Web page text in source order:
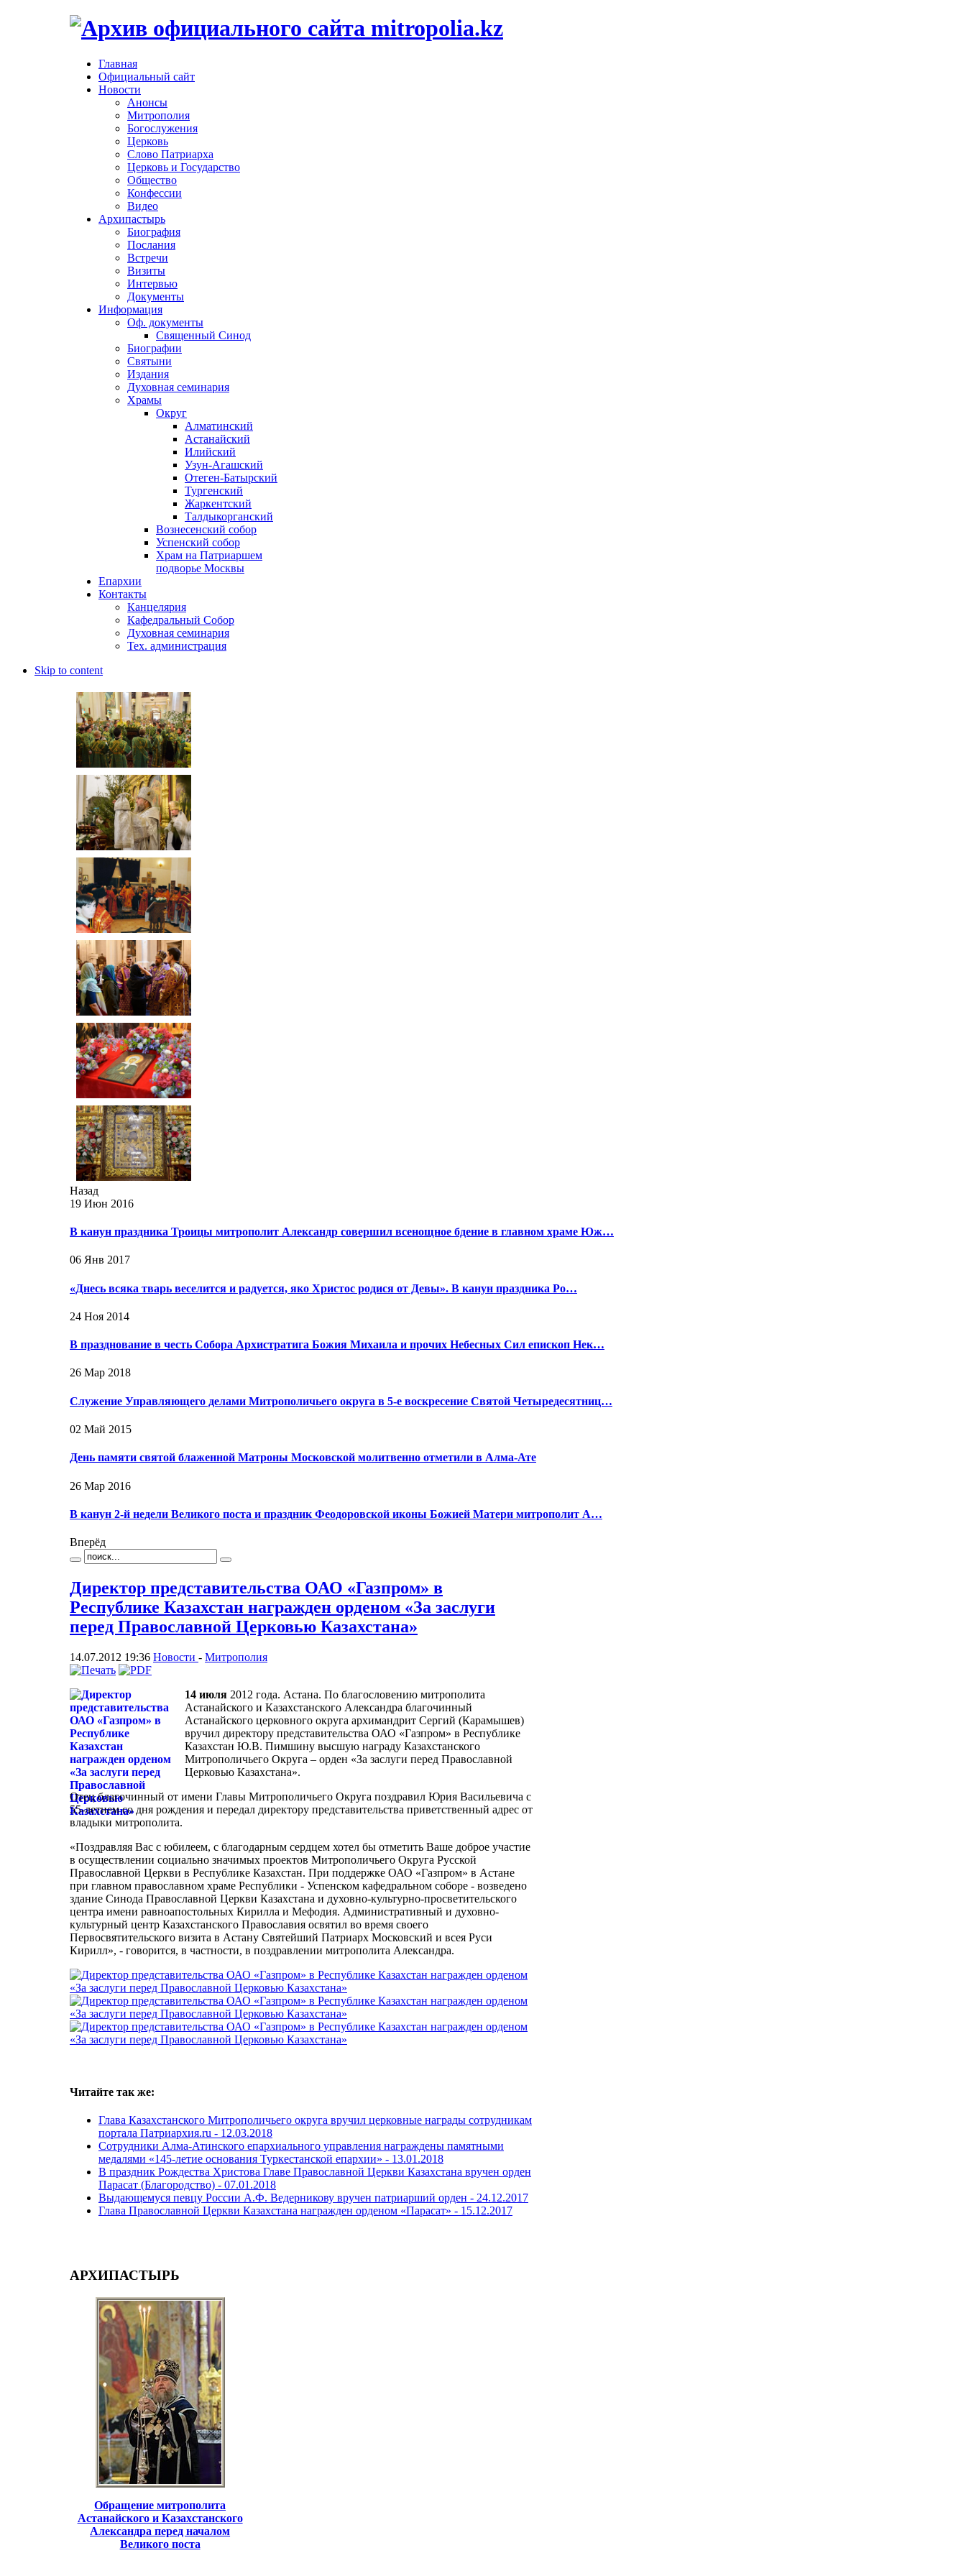
Главная
Официальный сайт
Новости
Анонсы
Митрополия
Богослужения
Церковь
Слово Патриарха
Церковь и Государство
Общество
Конфессии
Видео
Архипастырь
Биография
Послания
Встречи
Визиты
Интервью
Документы
Информация
Оф. документы
Священный Синод
Биографии
Святыни
Издания
Духовная семинария
Храмы
Округ
Алматинский
Астанайский
Илийский
Узун-Агашский
Отеген-Батырский
Тургенский
Жаркентский
Талдыкорганский
Вознесенский собор
Успенский собор
Храм на Патриаршем
подворье Москвы
Епархии
Контакты
Канцелярия
Кафедральный Собор
Духовная семинария
Тех. администрация
Skip to content
Назад
19 Июн 2016
В канун праздника Троицы митрополит Александр совершил всенощное бдение в главном храме Юж…
06 Янв 2017
«Днесь всяка тварь веселится и радуется, яко Христос родися от Девы». В канун праздника Ро…
24 Ноя 2014
В празднование в честь Собора Архистратига Божия Михаила и прочих Небесных Сил епископ Нек…
26 Мар 2018
Служение Управляющего делами Митрополичьего округа в 5-е воскресение Святой Четыредесятниц…
02 Май 2015
День памяти святой блаженной Матроны Московской молитвенно отметили в Алма-Ате
26 Мар 2016
В канун 2-й недели Великого поста и праздник Феодоровской иконы Божией Матери митрополит А…
Вперёд
Директор представительства ОАО «Газпром» в
Республике Казахстан награжден орденом «За заслуги
перед Православной Церковью Казахстана»
14.07.2012 19:36 Новости - Митрополия
14 июля 2012 года. Астана. По благословению митрополита
Астанайского и Казахстанского Александра благочинный
Астанайского церковного округа архимандрит Сергий (Карамышев)
вручил директору представительства ОАО «Газпром» в Республике
Казахстан Ю.В. Пимшину высшую награду Казахстанского
Митрополичьего Округа – орден «За заслуги перед Православной
Церковью Казахстана».
Отец благочинный от имени Главы Митрополичьего Округа поздравил Юрия Васильевича с
55-летием со дня рождения и передал директору представительства приветственный адрес от
владыки митрополита.
«Поздравляя Вас с юбилеем, с благодарным сердцем хотел бы отметить Ваше доброе участие
в осуществлении социально значимых проектов Митрополичьего Округа Русской
Православной Церкви в Республике Казахстан. При поддержке ОАО «Газпром» в Астане
при главном православном храме Республики - Успенском кафедральном соборе - возведено
здание Синода Православной Церкви Казахстана и духовно-культурно-просветительского
центра имени равноапостольных Кирилла и Мефодия. Административный и духовно-
культурный центр Казахстанского Православия освятил во время своего
Первосвятительского визита в Астану Святейший Патриарх Московский и всея Руси
Кирилл», - говорится, в частности, в поздравлении митрополита Александра.
Читайте так же:
Глава Казахстанского Митрополичьего округа вручил церковные награды сотрудникам
портала Патриархия.ru - 12.03.2018
Сотрудники Алма-Атинского епархиального управления награждены памятными
медалями «145-летие основания Туркестанской епархии» - 13.01.2018
В праздник Рождества Христова Главе Православной Церкви Казахстана вручен орден
Парасат (Благородство) - 07.01.2018
Выдающемуся певцу России А.Ф. Ведерникову вручен патриарший орден - 24.12.2017
Глава Православной Церкви Казахстана награжден орденом «Парасат» - 15.12.2017
АРХИПАСТЫРЬ
Обращение митрополита
Астанайского и Казахстанского
Александра перед началом
Великого поста